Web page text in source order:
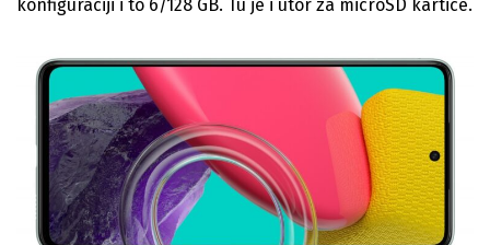
konfiguraciji i to 6/128 GB. Tu je i utor za microSD kartice.